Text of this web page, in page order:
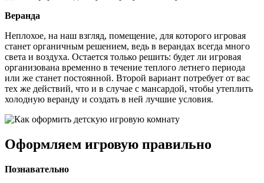
Веранда
Неплохое, на наш взгляд, помещение, для которого игровая
станет органичным решением, ведь в верандах всегда много
света и воздуха. Остается только решить: будет ли игровая
организована временно в течение теплого летнего периода
или же станет постоянной. Второй вариант потребует от вас
тех же действий, что и в случае с мансардой, чтобы утеплить
холодную веранду и создать в ней лучшие условия.
Оформляем игровую правильно
Познавательно